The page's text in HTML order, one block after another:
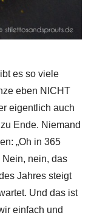
es so viele
eben NICHT
eigentlich auch
Ende. Niemand
„Oh in 365
Nein, nein, das
Jahres steigt
Und das ist
einfach und